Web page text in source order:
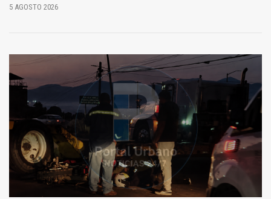
5 AGOSTO 2026